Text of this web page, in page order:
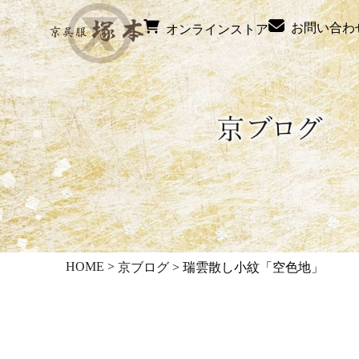
オンラインストア お問い合わ
HOME > 京ブログ > 瑞雲散し小紋「空色地」